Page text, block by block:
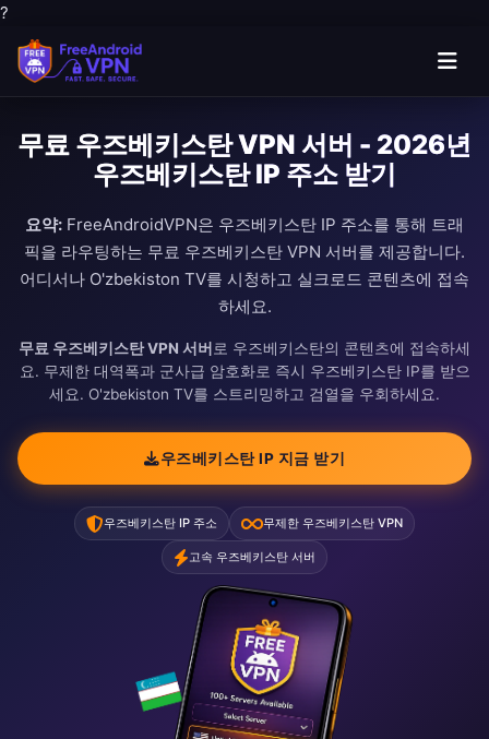
?
무료 우즈베키스탄 VPN 서버 - 2026년
우즈베키스탄 IP 주소 받기
요약: FreeAndroidVPN은 우즈베키스탄 IP 주소를 통해 트래
픽을 라우팅하는 무료 우즈베키스탄 VPN 서버를 제공합니다.
어디서나 O'zbekiston TV를 시청하고 실크로드 콘텐츠에 접속
하세요.
무료 우즈베키스탄 VPN 서버 로 우즈베키스탄의 콘텐츠에 접속하세
요. 무제한 대역폭과 군사급 암호화로 즉시 우즈베키스탄 IP를 받으
세요. O'zbekiston TV를 스트리밍하고 검열을 우회하세요.
우즈베키스탄 IP 지금 받기
우즈베키스탄 IP 주소 무제한 우즈베키스탄 VPN
고속 우즈베키스탄 서버